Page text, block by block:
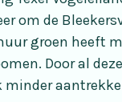
om de
groen heeft
Door al
minder